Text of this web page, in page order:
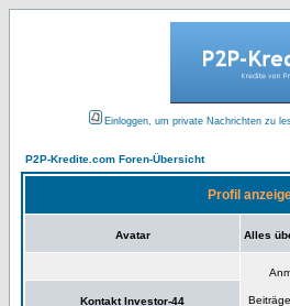
Einloggen, um private Nachrichten zu
P2P-Kredite.com Foren-Übersicht
Profil
Avatar Alles
Kontakt Investor-44